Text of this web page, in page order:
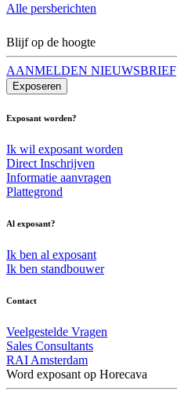
Alle persberichten
Blijf op de hoogte
AANMELDEN NIEUWSBRIEF
Exposeren
Exposant worden?
Ik wil exposant worden
Direct Inschrijven
Informatie aanvragen
Plattegrond
Al exposant?
Ik ben al exposant
Ik ben standbouwer
Contact
Veelgestelde Vragen
Sales Consultants
RAI Amsterdam
Word exposant op Horecava